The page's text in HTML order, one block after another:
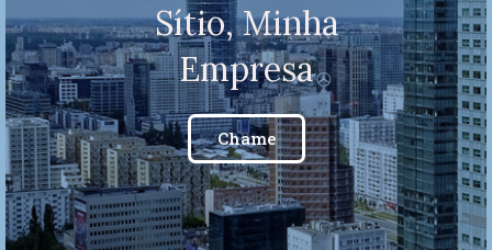
Sítio, Minha
Empresa
Chame